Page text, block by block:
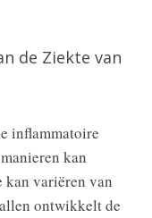
de Ziekte van
inflammatoire
kan
kan variëren van
ontwikkelt de